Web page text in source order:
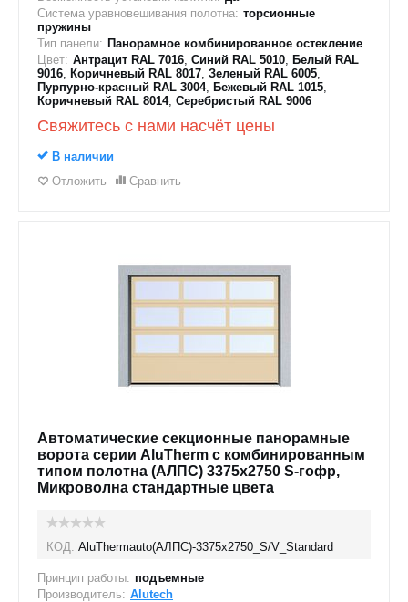
Система уравновешивания полотна: торсионные
пружины
Тип панели: Панорамное комбинированное остекление
Цвет: Антрацит RAL 7016, Синий RAL 5010, Белый RAL
9016, Коричневый RAL 8017, Зеленый RAL 6005,
Пурпурно-красный RAL 3004, Бежевый RAL 1015,
Коричневый RAL 8014, Серебристый RAL 9006
Свяжитесь с нами насчёт цены
В наличии
Отложить
Сравнить
Автоматические секционные панорамные
ворота серии AluTherm с комбинированным
типом полотна (АЛПС) 3375х2750 S-гофр,
Микроволна стандартные цвета
КОД: AluThermauto(АЛПС)-3375х2750_S/V_Standard
Принцип работы: подъемные
Производитель: Alutech